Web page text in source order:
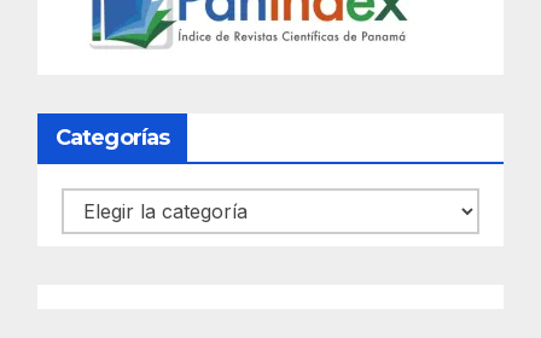
Categorías
Categorías